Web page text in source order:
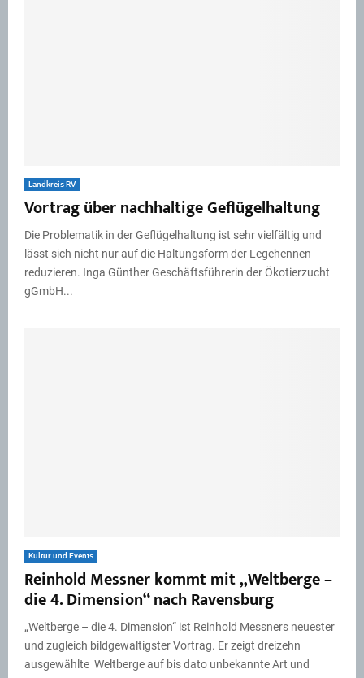
Landkreis RV
Vortrag über nachhaltige Geflügelhaltung
Die Problematik in der Geflügelhaltung ist sehr vielfältig und
lässt sich nicht nur auf die Haltungsform der Legehennen
reduzieren. Inga Günther Geschäftsführerin der Ökotierzucht
gGmbH...
Kultur und Events
Reinhold Messner kommt mit „Weltberge –
die 4. Dimension“ nach Ravensburg
„Weltberge – die 4. Dimension“ ist Reinhold Messners neuester
und zugleich bildgewaltigster Vortrag. Er zeigt dreizehn
ausgewählte Weltberge auf bis dato unbekannte Art und